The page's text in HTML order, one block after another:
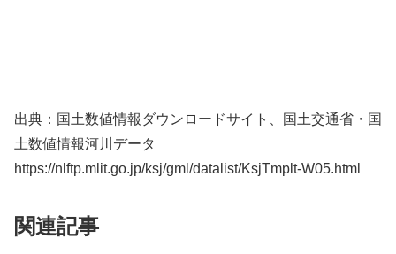
出典：国土数値情報ダウンロードサイト、国土交通省・国
土数値情報河川データ
https://nlftp.mlit.go.jp/ksj/gml/datalist/KsjTmplt-W05.html
関連記事